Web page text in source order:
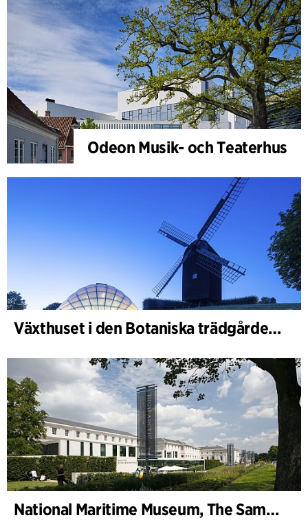
Odeon Musik- och Teaterhus
Växthuset i den Botaniska trädgården, Aarhus Universitet
National Maritime Museum, The Sammy Ofer Wing